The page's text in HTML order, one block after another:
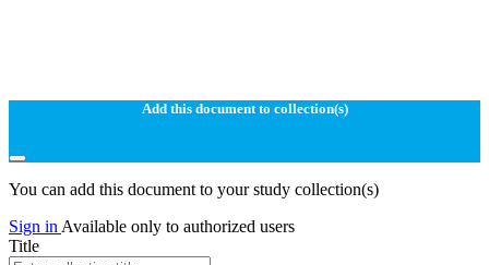
Add this document to collection(s)
You can add this document to your study collection(s)
Sign in Available only to authorized users
Title